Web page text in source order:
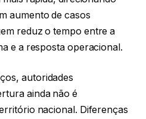
aumento de casos
reduz o tempo entre a
e a resposta operacional.
autoridades
ainda não é
nacional. Diferenças